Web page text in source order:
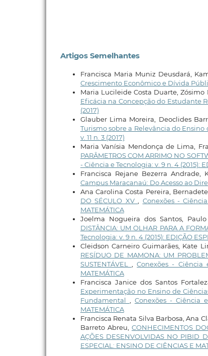
Artigos Semelhantes
Francisca Maria Muniz Deusdará,
Crescimento Econômico e Dívida
Maria Lucileide Costa Duarte,
Eficácia na Concepção do Estudante
(2017)
Glauber Lima Moreira, Deoclides
Turismo sobre a Relevância do
v. 11 n. 3 (2017)
Maria Vanísia Mendonça de Lima,
PARÂMETROS COM ARRIMO NO
- Ciência e Tecnologia: v. 9 n. 4 (2015):
Francisca Rejane Bezerra Andrade,
Campus Maracanaú: Do Acesso ao
Ana Carolina Costa Pereira,
DO SÉCULO XV, Conexões -
MATEMÁTICA
Joelma Nogueira dos Santos, Paulo
DISTÂNCIA: UM OLHAR PARA A
Tecnologia: v. 9 n. 4 (2015): EDIÇÃO
Cleidson Carneiro Guimarães, Kate
RESÍDUO DE MAMONA: UM
SUSTENTÁVEL,Conexões - Ciência
MATEMÁTICA
Francisca Janice dos Santos
Experimentação no Ensino de
Fundamental , Conexões - Ciência
MATEMÁTICA
Francisca Renata Silva Barbosa, Ana
Barreto Abreu,CONHECIMENTOS
AÇÕES DESENVOLVIDAS NO PIBID
ESPECIAL: ENSINO DE CIÊNCIAS E